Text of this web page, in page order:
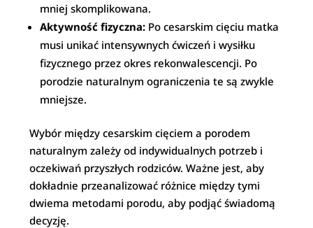
mniej skomplikowana.
Aktywność fizyczna: Po cesarskim cięciu matka
musi unikać intensywnych ćwiczeń i wysiłku
fizycznego przez okres rekonwalescencji. Po
porodzie naturalnym ograniczenia te są zwykle
mniejsze.
Wybór między cesarskim cięciem a porodem
naturalnym zależy od indywidualnych potrzeb i
oczekiwań przyszłych rodziców. Ważne jest, aby
dokładnie przeanalizować różnice między tymi
dwiema metodami porodu, aby podjąć świadomą
decyzję.